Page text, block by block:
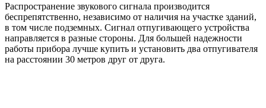
Распространение звукового сигнала производится
беспрепятственно, независимо от наличия на участке зданий,
в том числе подземных. Сигнал отпугивающего устройства
направляется в разные стороны. Для большей надежности
работы прибора лучше купить и установить два отпугивателя
на расстоянии 30 метров друг от друга.